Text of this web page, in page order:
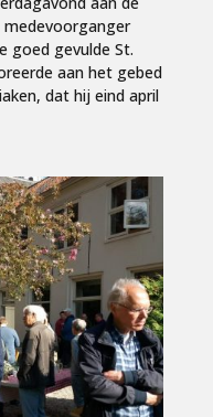
medevoorganger
goed gevulde St.
aan het gebed
dat hij eind april